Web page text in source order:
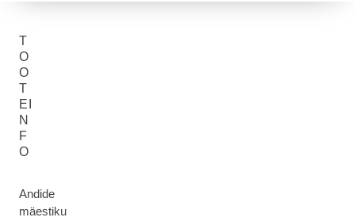
T
O
O
T
EI
N
F
O
Andide
mäestiku